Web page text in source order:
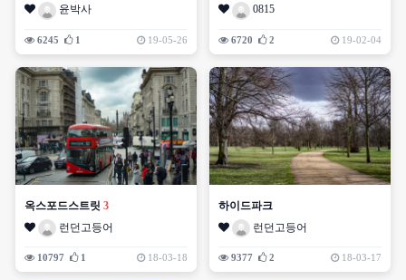
윤박사
6245 1 19-05-26
0815
6720 2 19-02-04
옥스포드스트릿 3
런던고등어
10797 1 18-03-18
하이드파크
런던고등어
9377 2 18-03-17